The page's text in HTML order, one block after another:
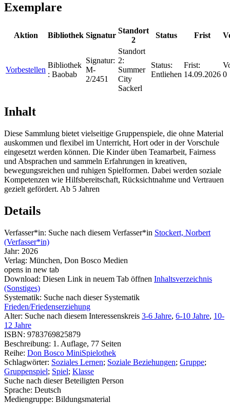
Exemplare
Aktion Bibliothek Signatur
Standort
2
Status Frist
Vorbestellen
Bibliothek
: Baobab
Signatur:
M-
2/2451
Standort
2:
Summer
City
Sackerl
Status:
Entliehen
Frist:
14.09.2026 0
Inhalt
Diese Sammlung bietet vielseitige Gruppenspiele, die ohne Material
auskommen und flexibel im Unterricht, Hort oder in der Vorschule
eingesetzt werden können. Die Kinder üben Teamarbeit, Fairness
und Absprachen und sammeln Erfahrungen in kreativen,
bewegungsreichen und ruhigen Spielformen. Dabei werden soziale
Kompetenzen wie Hilfsbereitschaft, Rücksichtnahme und Vertrauen
gezielt gefördert. Ab 5 Jahren
Details
Verfasser*in: Suche nach diesem Verfasser*in Stockert, Norbert
(Verfasser*in)
Jahr: 2026
Verlag: München, Don Bosco Medien
opens in new tab
Download: Diesen Link in neuem Tab öffnen Inhaltsverzeichnis
(Sonstiges)
Systematik: Suche nach dieser Systematik
Frieden/Friedenserziehung
Alter: Suche nach diesem Interessenskreis 3-6 Jahre, 6-10 Jahre, 10-
12 Jahre
ISBN: 9783769825879
Beschreibung: 1. Auflage, 77 Seiten
Reihe: Don Bosco MiniSpielothek
Schlagwörter: Soziales Lernen; Soziale Beziehungen; Gruppe;
Gruppenspiel; Spiel; Klasse
Suche nach dieser Beteiligten Person
Sprache: Deutsch
Mediengruppe: Bildungsmaterial